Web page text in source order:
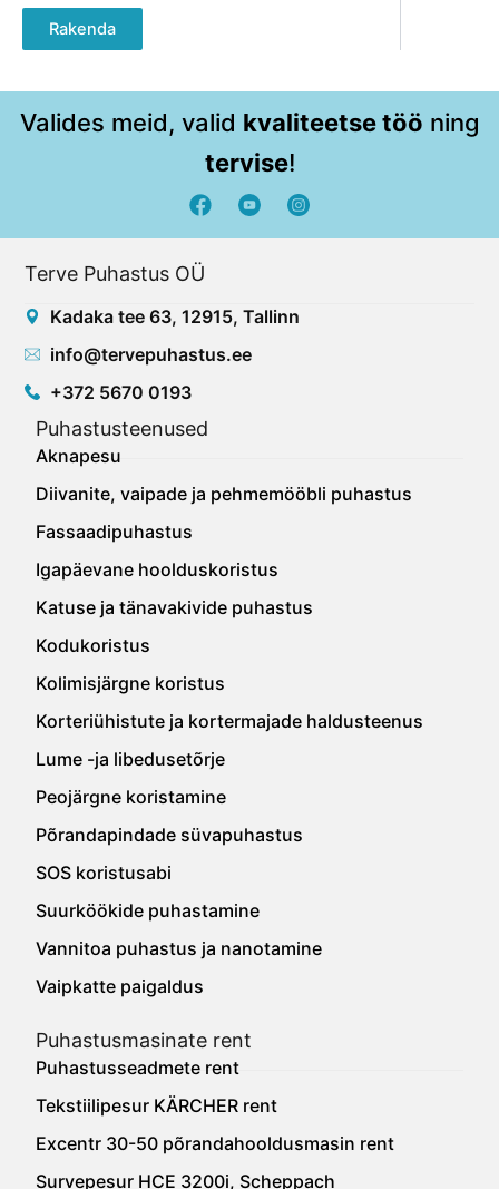
Rakenda
Valides meid, valid kvaliteetse töö ning
tervise!
F
a
c
e
b
o
o
k
Y
o
u
b
e
Terve Puhastus OÜ
Kadaka tee 63, 12915, Tallinn
info@tervepuhastus.ee
+372 5670 0193
Puhastusteenused
Aknapesu
Diivanite, vaipade ja pehmemööbli puhastus
Fassaadipuhastus
Igapäevane hoolduskoristus
Katuse ja tänavakivide puhastus
Kodukoristus
Kolimisjärgne koristus
Korteriühistute ja kortermajade haldusteenus
Lume -ja libedusetõrje
Peojärgne koristamine
Põrandapindade süvapuhastus
SOS koristusabi
Suurköökide puhastamine
Vannitoa puhastus ja nanotamine
Vaipkatte paigaldus
Puhastusmasinate rent
Puhastusseadmete rent
Tekstiilipesur KÄRCHER rent
Excentr 30-50 põrandahooldusmasin rent
Survepesur HCE 3200i, Scheppach